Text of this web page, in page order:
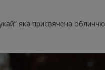
яка присвячена обличчю